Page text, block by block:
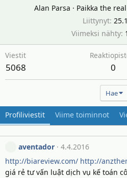
Alan Parsa · Paikka the
Liittynyt
Viimeksi nähty
Viestit
5068 0
Hae
Profiliviestit Viime toiminnot
aventador
4.4.2016
http://biareview.com/ http://
giá rẻ tư vấn luật dịch vụ kế toán